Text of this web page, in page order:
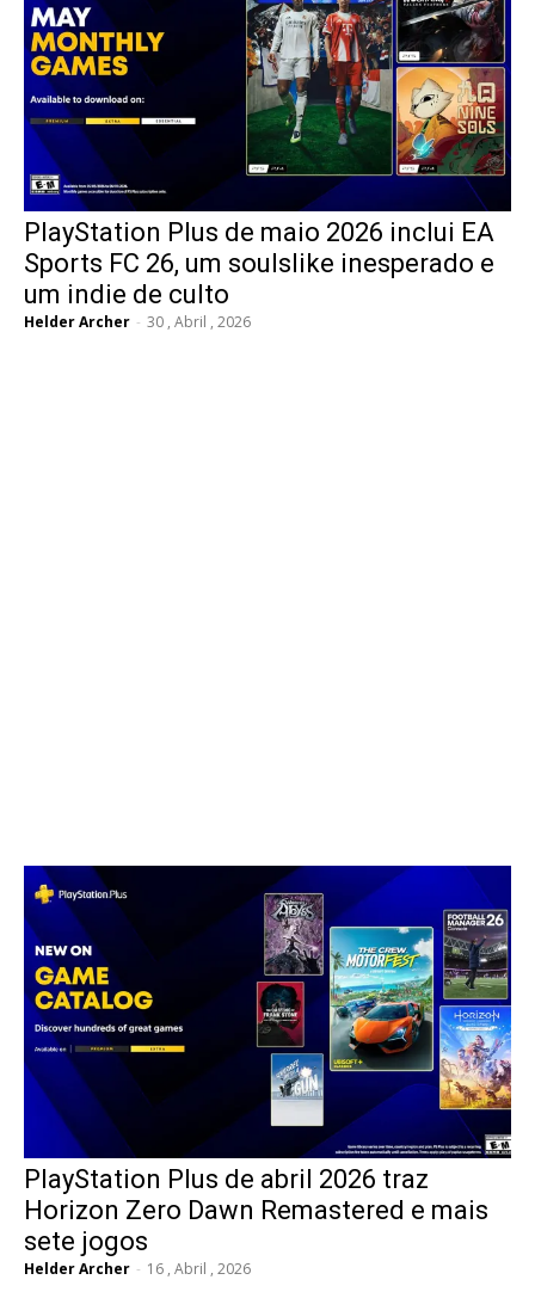
PlayStation Plus de maio 2026 inclui EA
Sports FC 26, um soulslike inesperado e
um indie de culto
Helder Archer - 30 , Abril , 2026
PlayStation Plus de abril 2026 traz
Horizon Zero Dawn Remastered e mais
sete jogos
Helder Archer - 16 , Abril , 2026